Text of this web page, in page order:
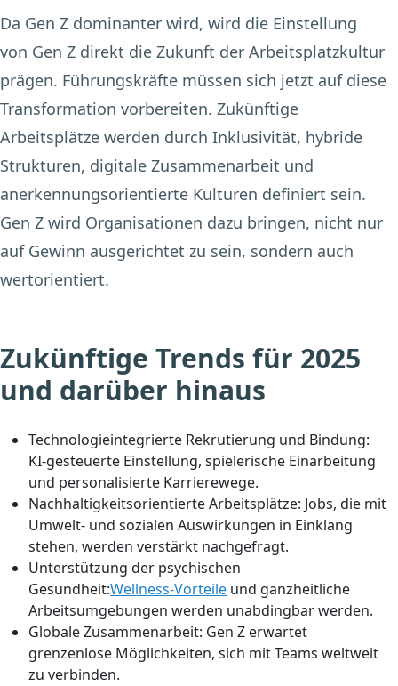
Da Gen Z dominanter wird, wird die Einstellung
von Gen Z direkt die Zukunft der Arbeitsplatzkultur
prägen. Führungskräfte müssen sich jetzt auf diese
Transformation vorbereiten. Zukünftige
Arbeitsplätze werden durch Inklusivität, hybride
Strukturen, digitale Zusammenarbeit und
anerkennungsorientierte Kulturen definiert sein.
Gen Z wird Organisationen dazu bringen, nicht nur
auf Gewinn ausgerichtet zu sein, sondern auch
wertorientiert.
Zukünftige Trends für 2025
und darüber hinaus
Technologieintegrierte Rekrutierung und Bindung:
KI-gesteuerte Einstellung, spielerische Einarbeitung
und personalisierte Karrierewege.
Nachhaltigkeitsorientierte Arbeitsplätze: Jobs, die mit
Umwelt- und sozialen Auswirkungen in Einklang
stehen, werden verstärkt nachgefragt.
Unterstützung der psychischen
Gesundheit:Wellness-Vorteile und ganzheitliche
Arbeitsumgebungen werden unabdingbar werden.
Globale Zusammenarbeit: Gen Z erwartet
grenzenlose Möglichkeiten, sich mit Teams weltweit
zu verbinden.